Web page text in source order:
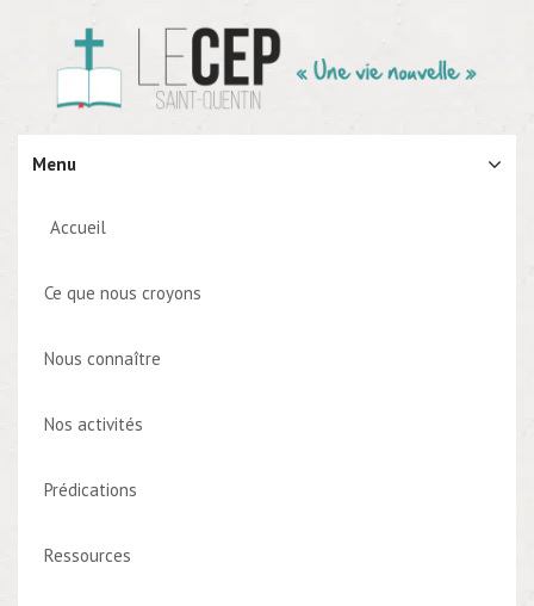
Menu
Accueil
Ce que nous croyons
Nous connaître
Nos activités
Prédications
Ressources